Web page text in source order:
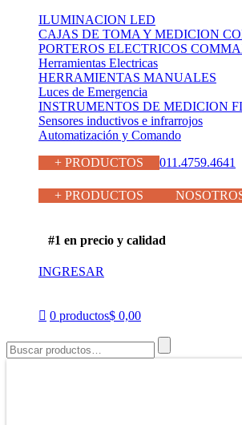
ILUMINACION LED
CAJAS DE TOMA Y MEDICION
PORTEROS ELECTRICOS
Herramientas Electricas
HERRAMIENTAS MANUALES
Luces de Emergencia
INSTRUMENTOS DE MEDICION
Sensores inductivos e infrarrojos
Automatización y Comando
+ PRODUCTOS
011.4759.4641
+ PRODUCTOS
#1 en precio y calidad
INGRESAR
0 productos$ 0,00
Buscar
por: